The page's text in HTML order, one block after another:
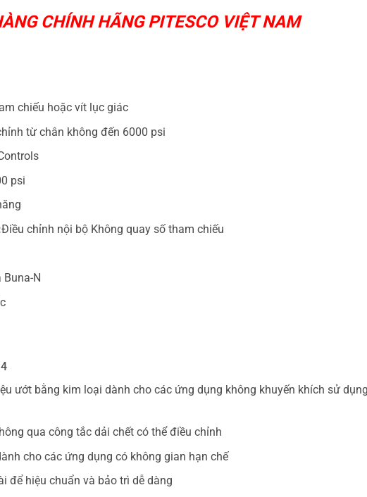
CHÍNH HÃNGPITESCO VIỆT NAM
chiếu hoặc vít lục giác
từ chân không đến 6000 psi
psi
Điều chỉnh nội bộ Không quay số tham chiếu
N
ướt bằng kim loại dành cho các ứng dụng không khuyến khích sử dụng
qua công tắc dải chết có thể điều chỉnh
cho các ứng dụng có không gian hạn chế
để hiệu chuẩn và bảo trì dễ dàng